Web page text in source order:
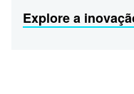
Explore a